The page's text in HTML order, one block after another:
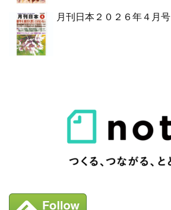
月刊日本２０２６年４月号